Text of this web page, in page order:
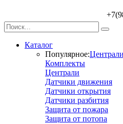
Каталог
Популярное:Централи
Комплекты
Централи
Датчики движения
Датчики открытия
Датчики разбития
Защита от пожара
Защита от потопа